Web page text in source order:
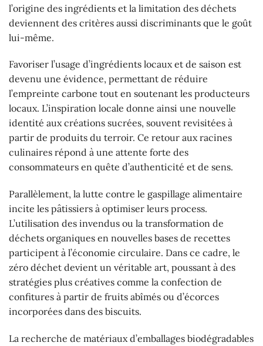
l’origine des ingrédients et la limitation des déchets
deviennent des critères aussi discriminants que le goût
lui-même.
Favoriser l’usage d’ingrédients locaux et de saison est
devenu une évidence, permettant de réduire
l’empreinte carbone tout en soutenant les producteurs
locaux. L’inspiration locale donne ainsi une nouvelle
identité aux créations sucrées, souvent revisitées à
partir de produits du terroir. Ce retour aux racines
culinaires répond à une attente forte des
consommateurs en quête d’authenticité et de sens.
Parallèlement, la lutte contre le gaspillage alimentaire
incite les pâtissiers à optimiser leurs process.
L’utilisation des invendus ou la transformation de
déchets organiques en nouvelles bases de recettes
participent à l’économie circulaire. Dans ce cadre, le
zéro déchet devient un véritable art, poussant à des
stratégies plus créatives comme la confection de
confitures à partir de fruits abîmés ou d’écorces
incorporées dans des biscuits.
La recherche de matériaux d’emballages biodégradables